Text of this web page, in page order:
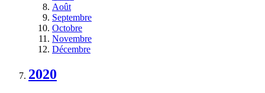
Août
Septembre
Octobre
Novembre
Décembre
2020